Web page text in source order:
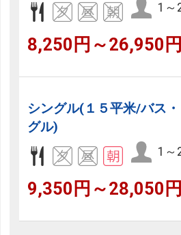
1～
8,250円～26,950円
シングル(１５平米/バス
グル)
1～
9,350円～28,050円